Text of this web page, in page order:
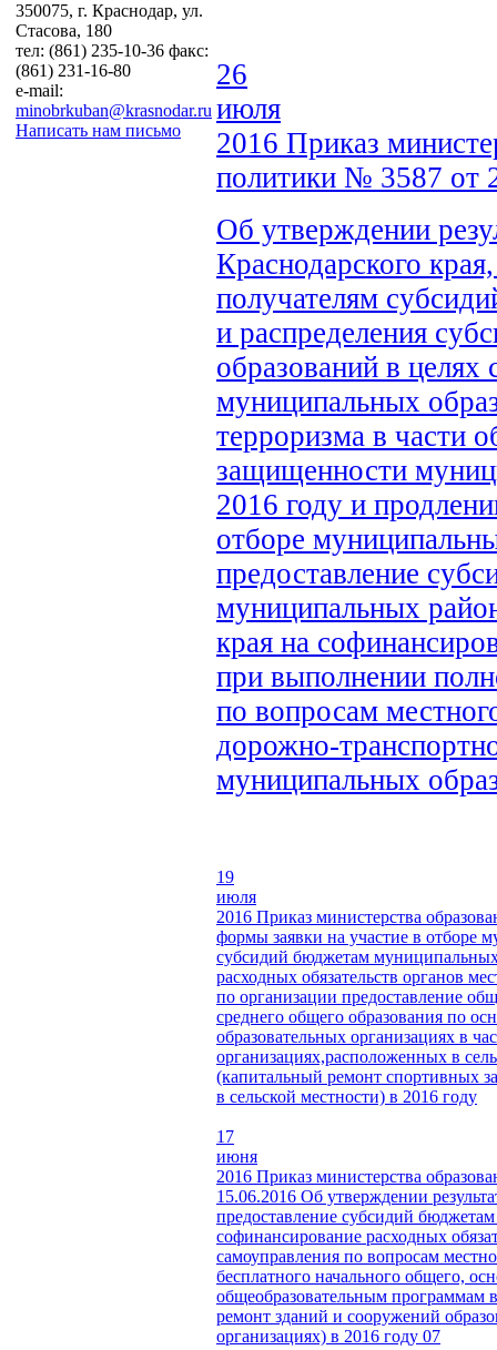
350075, г. Краснодар, ул.
Стасова, 180
тел: (861) 235-10-36 факс:
(861) 231-16-80
e-mail:
minobrkuban@krasnodar.ru
Написать нам письмо
26
июля
2016 Приказ
политики № 3587 от
Об утверждении
Краснодарского
получателям
и распределения
образований в целях
муниципальных
терроризма в части
защищенности
2016 году и
отборе
предоставление
муниципальных
края на
при выполнении
по вопросам
дорожно-
муниципальных
19
июля
2016 Приказ министерства
формы заявки на участие в отборе
субсидий бюджетам муниципальных
расходных обязательств органов
по организации предоставление
среднего общего образования по
образовательных организациях в
организациях,расположенных в
(капитальный ремонт спортивных
в сельской местности) в 2016 году
17
июня
2016 Приказ министерства
15.06.2016 Об утверждении
предоставление субсидий
софинансирование расходных
самоуправления по вопросам
бесплатного начального общего,
общеобразовательным программам
ремонт зданий и сооружений
организациях) в 2016 году 07